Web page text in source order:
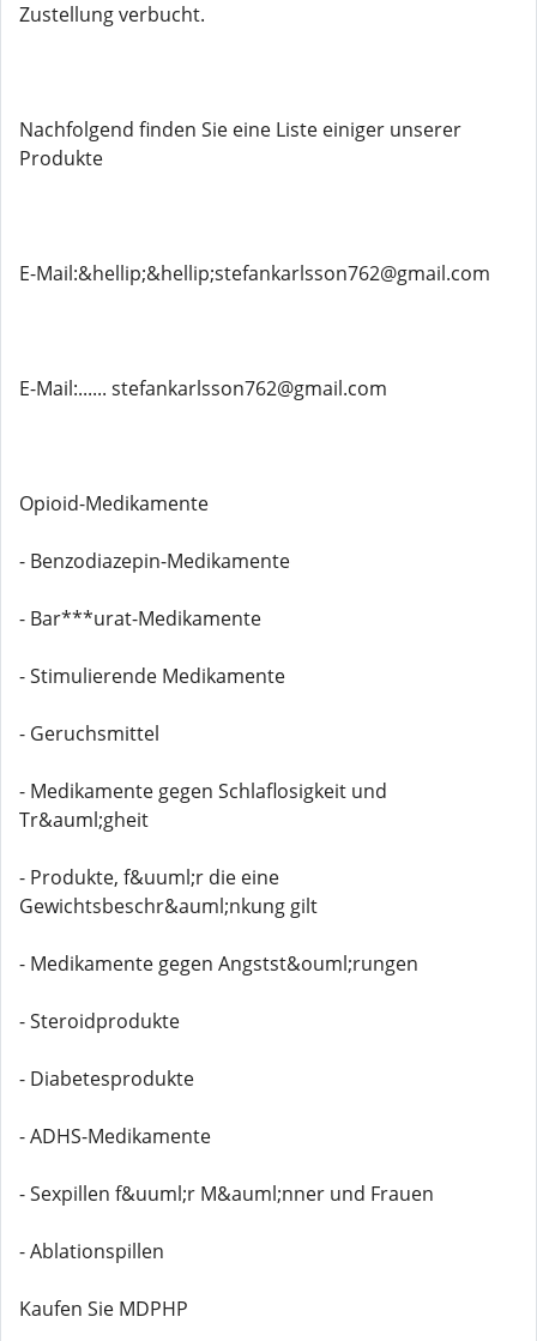
Zustellung verbucht.
Nachfolgend finden Sie eine Liste einiger unserer
Produkte
E-Mail:&hellip;&hellip;stefankarlsson762@gmail.com
E-Mail:...... stefankarlsson762@gmail.com
Opioid-Medikamente
- Benzodiazepin-Medikamente
- Bar***urat-Medikamente
- Stimulierende Medikamente
- Geruchsmittel
- Medikamente gegen Schlaflosigkeit und
Tr&auml;gheit
- Produkte, f&uuml;r die eine
Gewichtsbeschr&auml;nkung gilt
- Medikamente gegen Angstst&ouml;rungen
- Steroidprodukte
- Diabetesprodukte
- ADHS-Medikamente
- Sexpillen f&uuml;r M&auml;nner und Frauen
- Ablationspillen
Kaufen Sie MDPHP